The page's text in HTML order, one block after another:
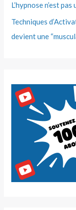
L’hypnose n’est
Techniques
devient une